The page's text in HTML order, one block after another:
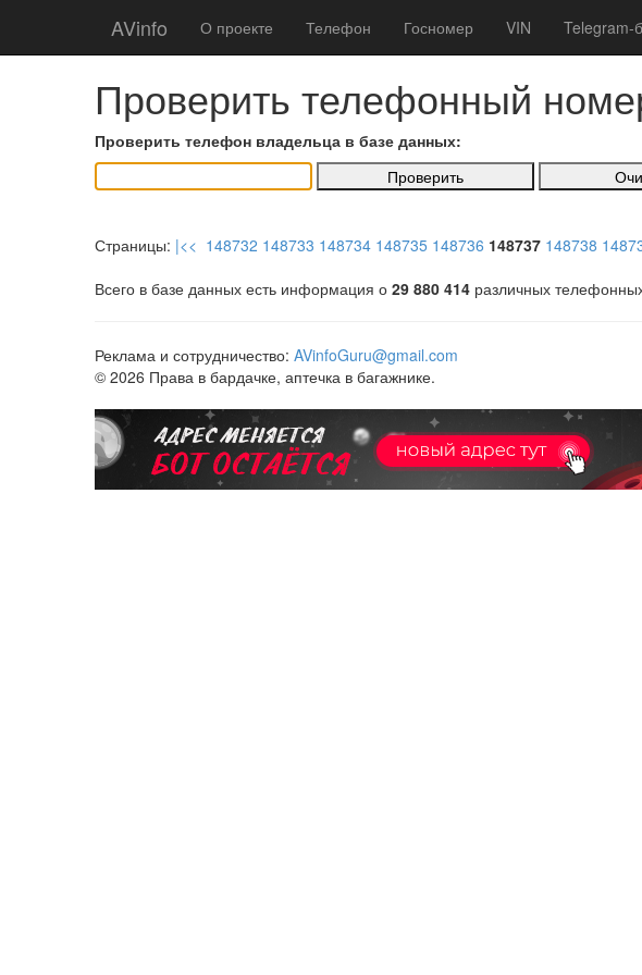
AVinfo О проекте Телефон Госномер VIN Telegram-
Проверить телефонный
Проверить телефон владельца в базе данных:
Страницы: |<< 148732 148733 148734 148735 148736 148737 148738
Всего в базе данных есть информация о 29 880 414 различных
Реклама и сотрудничество: AVinfoGuru@gmail.com
© 2026 Права в бардачке, аптечка в багажнике.